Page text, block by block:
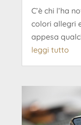
C’è chi l’ha
colori allegri
appesa
leggi tutto